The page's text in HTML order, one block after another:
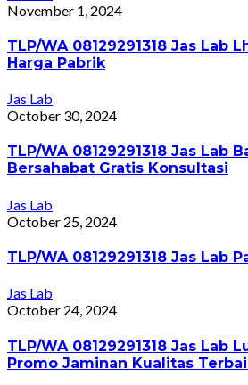
November 1, 2024
TLP/WA 08129291318 Jas Lab
Harga Pabrik
Jas Lab
October 30, 2024
TLP/WA 08129291318 Jas Lab
Bersahabat Gratis Konsultasi
Jas Lab
October 25, 2024
TLP/WA 08129291318 Jas Lab
Jas Lab
October 24, 2024
TLP/WA 08129291318 Jas Lab
Promo Jaminan Kualitas